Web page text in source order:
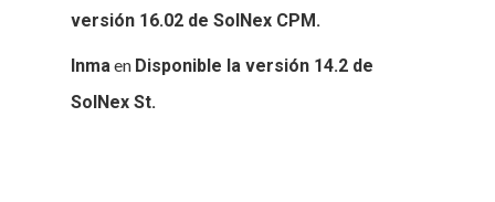
versión 16.02 de SolNex CPM.
Inmaen Disponible la versión 14.2 de
SolNex St.